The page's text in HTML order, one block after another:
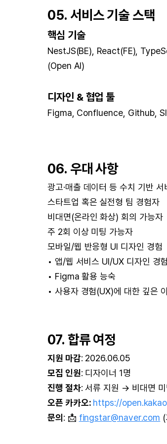
05. 서비스 기술 스택
핵심 기술
NestJS(BE), React(FE),
(Open AI)
디자인 & 협업 툴
Figma, Confluence, Github,
06. 우대 사항
광고·매출 데이터 등 수치 기반 서
스타트업 혹은 실전형 팀 경험자
비대면(온라인 화상) 회의 가능자
주 2회 이상 미팅 가능자
모바일/웹 반응형 UI 디자인 경험
• 앱/웹 서비스 UI/UX 디자인 경
• Figma 활용 능숙
• 사용자 경험(UX)에 대한 깊은
07. 합류 여정
지원 마감: 2026.06.05
모집 인원: 디자이너 1명
진행 절차: 서류 지원 → 비대면
오픈 카카오: https://
문의 : 📩 fingstar@naver.com